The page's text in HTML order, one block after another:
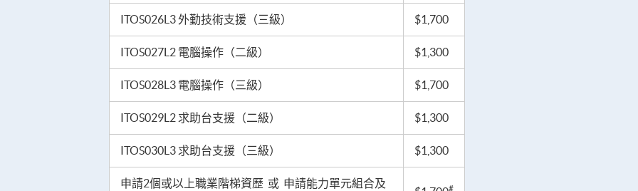
ITOS026L3 外勤技術支援（三級） $1,700
ITOS027L2 電腦操作（二級） $1,300
ITOS028L3 電腦操作（三級） $1,700
ITOS029L2 求助台支援（二級） $1,300
ITOS030L3 求助台支援（三級） $1,300
申請2個或以上職業階梯資歷 或 申請能力單元組合及
#